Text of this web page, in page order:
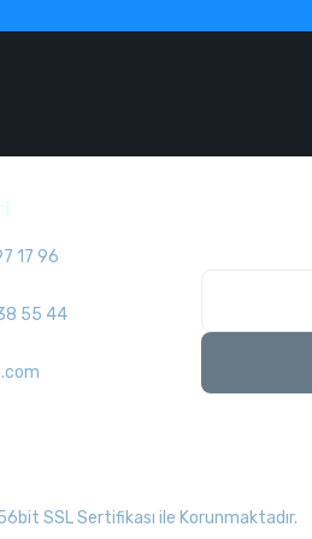
17 96
55 44
SSL Sertifikası ile Korunmaktadır.